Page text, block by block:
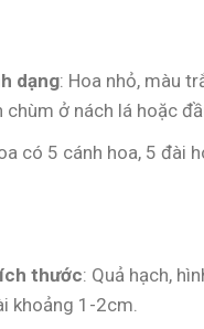
dạng: Hoa nhỏ, màu
chùm ở nách lá hoặc
có 5 cánh hoa, 5 đài
thước: Quả hạch,
khoảng 1-2cm.